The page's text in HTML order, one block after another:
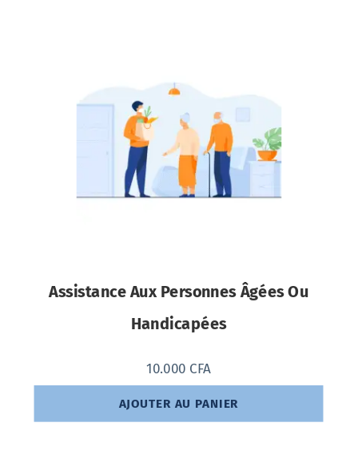
Assistance Aux Personnes Âgées Ou
Handicapées
10.000 CFA
AJOUTER AU PANIER